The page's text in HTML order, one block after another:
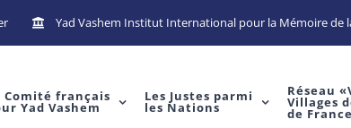
Yad Vashem Institut International pour la Mémoire de
Comité français
Yad Vashem
Les Justes parmi
les Nations
Réseau
Villages
de